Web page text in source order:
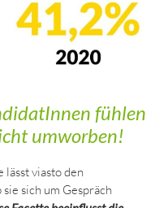
fühlen
umworben!
lässt viasto den
sich um Gespräch